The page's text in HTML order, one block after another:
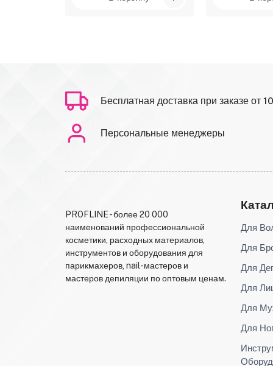
Бесплатная доставка при заказе от
Персональные менеджеры
PROFLINE - более 20 000
наименований профессиональной
косметики, расходных материалов,
инструментов и оборудования для
парикмахеров, nail-мастеров и
мастеров депиляции по оптовым ценам.
Для
Для
Для
Для
Для
Для